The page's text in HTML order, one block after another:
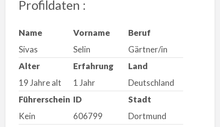
Profildaten :
Name
Sivas
Vorname
Selin
Beruf
Gärtner/in
Alter
19 Jahre alt
Erfahrung
1 Jahr
Land
Deutschland
Führerschein
Kein
ID
606799
Stadt
Dortmund